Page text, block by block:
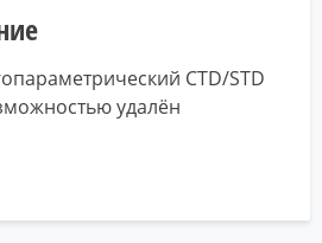
CTD/STD
удалён